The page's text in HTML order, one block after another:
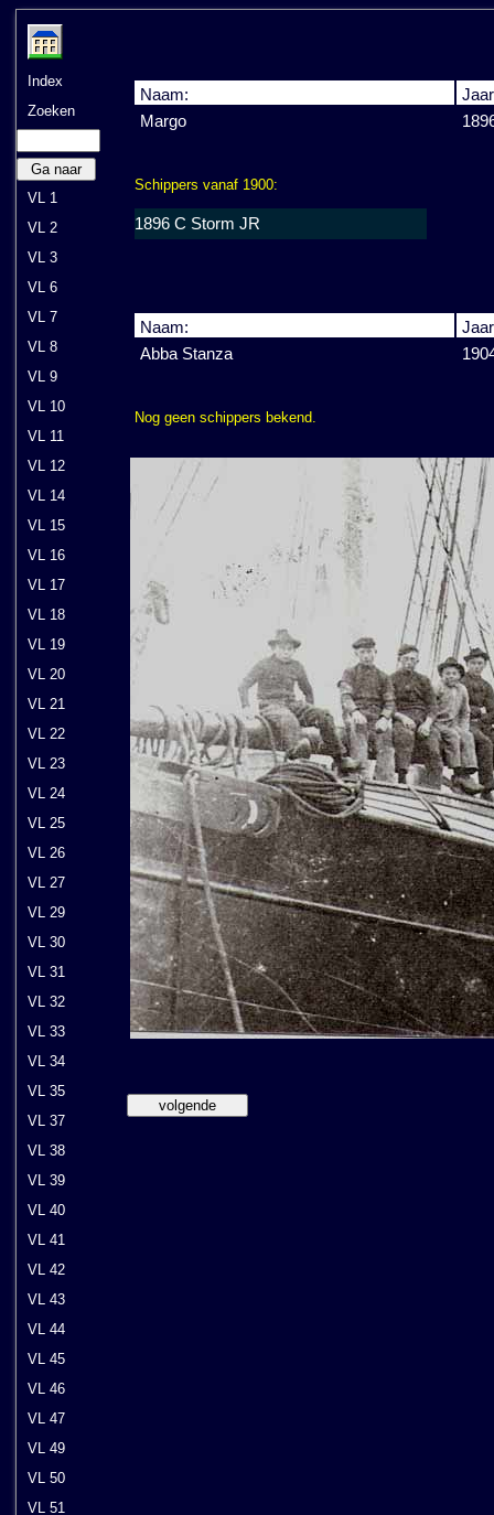
Index
Zoeken
Ga naar
VL 1
VL 2
VL 3
VL 6
VL 7
VL 8
VL 9
VL 10
VL 11
VL 12
VL 14
VL 15
VL 16
VL 17
VL 18
VL 19
VL 20
VL 21
VL 22
VL 23
VL 24
VL 25
VL 26
VL 27
VL 29
VL 30
VL 31
VL 32
VL 33
VL 34
VL 35
VL 37
VL 38
VL 39
VL 40
VL 41
VL 42
VL 43
VL 44
VL 45
VL 46
VL 47
VL 49
VL 50
VL 51
Naam:
Margo
Schippers vanaf 1900:
1896 C Storm JR
Naam:
Abba Stanza
Nog geen schippers bekend.